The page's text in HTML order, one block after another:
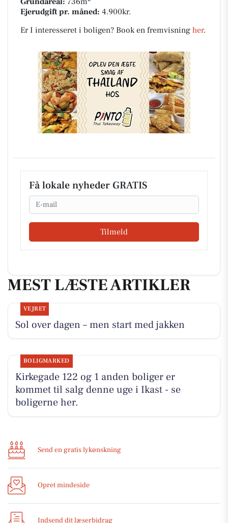
Ejerudgift pr. måned: 4.900kr.
Er I interesseret i boligen? Book en fremvisning her.
Få lokale nyheder GRATIS
Email
Tilmeld
MEST LÆSTE ARTIKLER
VEJRET
Sol over dagen – men start med jakken
BOLIGMARKED
Kirkegade 122 og 1 anden boliger er
kommet til salg denne uge i Ikast - se
boligerne her.
Send en gratis lykønskning
Opret mindeside
Indsend dit læserbidrag